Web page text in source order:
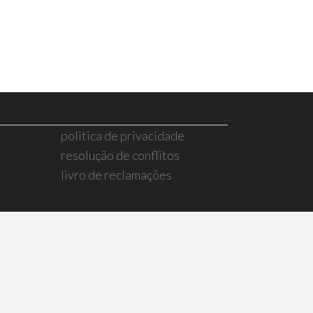
politica de privacidade
resolução de conflitos
livro de reclamações